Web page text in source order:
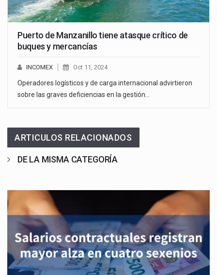
Puerto de Manzanillo tiene atasque crítico de
buques y mercancías
INCOMEX Oct 11, 2024
Operadores logísticos y de carga internacional advirtieron
sobre las graves deficiencias en la gestión…
ARTICULOS RELACIONADOS
DE LA MISMA CATEGORÍA